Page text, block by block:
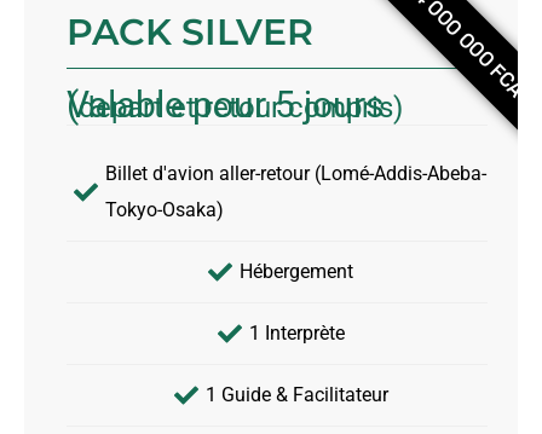
PACK SILVER
Valable pour 5 jours (depart et retour compris)
Billet d'avion aller-retour (Lomé-Addis-Abeba-
Tokyo-Osaka)
Hébergement
1 Interprète
1 Guide & Facilitateur